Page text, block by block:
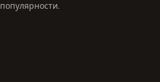
популярности.